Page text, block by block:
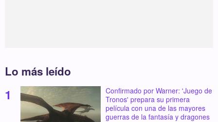
Lo más leído
Confirmado por Warner: 'Juego de
Tronos' prepara su primera
película con una de las mayores
guerras de la fantasía y dragones